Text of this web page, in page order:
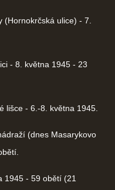
(Hornokrčská ulice) - 7.
- 8. května 1945 - 23
lišce - 6.-8. května 1945.
(dnes Masarykovo
1945 - 59 obětí (21